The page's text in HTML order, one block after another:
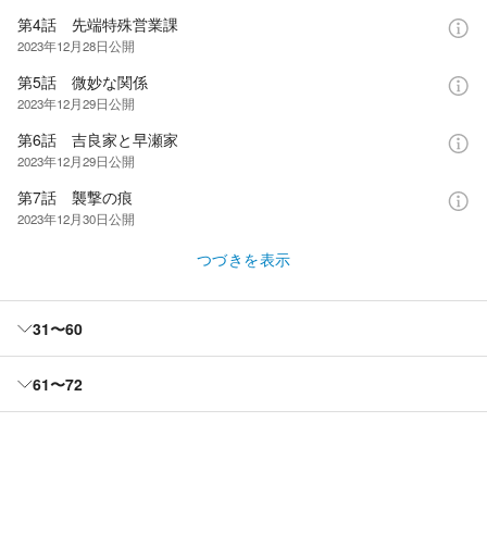
第4話 先端特殊営業課
2023年12月28日公開
第5話 微妙な関係
2023年12月29日公開
第6話 吉良家と早瀬家
2023年12月29日公開
第7話 襲撃の痕
2023年12月30日公開
つづきを表示
31〜60
61〜72